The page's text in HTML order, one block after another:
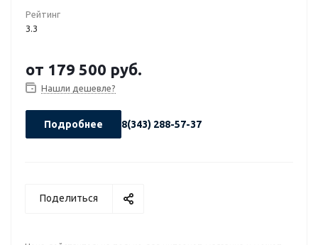
Рейтинг
3.3
от 179 500 руб.
Нашли дешевле?
Подробнее 8(343) 288-57-37
Поделиться